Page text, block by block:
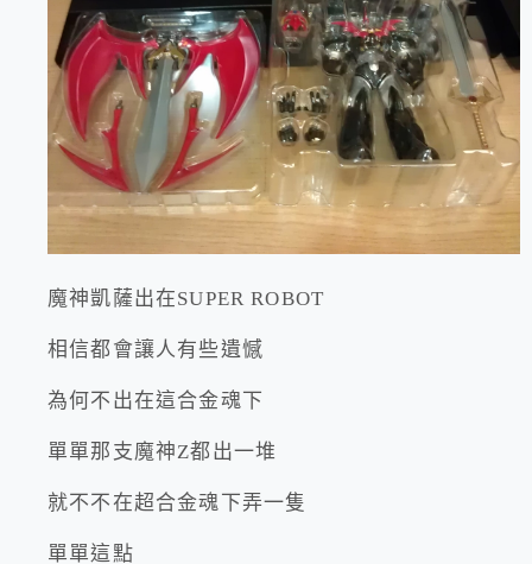
魔神凱薩出在SUPER ROBOT
相信都會讓人有些遺憾
為何不出在這合金魂下
單單那支魔神Z都出一堆
就不不在超合金魂下弄一隻
單單這點